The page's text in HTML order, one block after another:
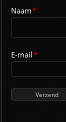
Naam*
E-mail*